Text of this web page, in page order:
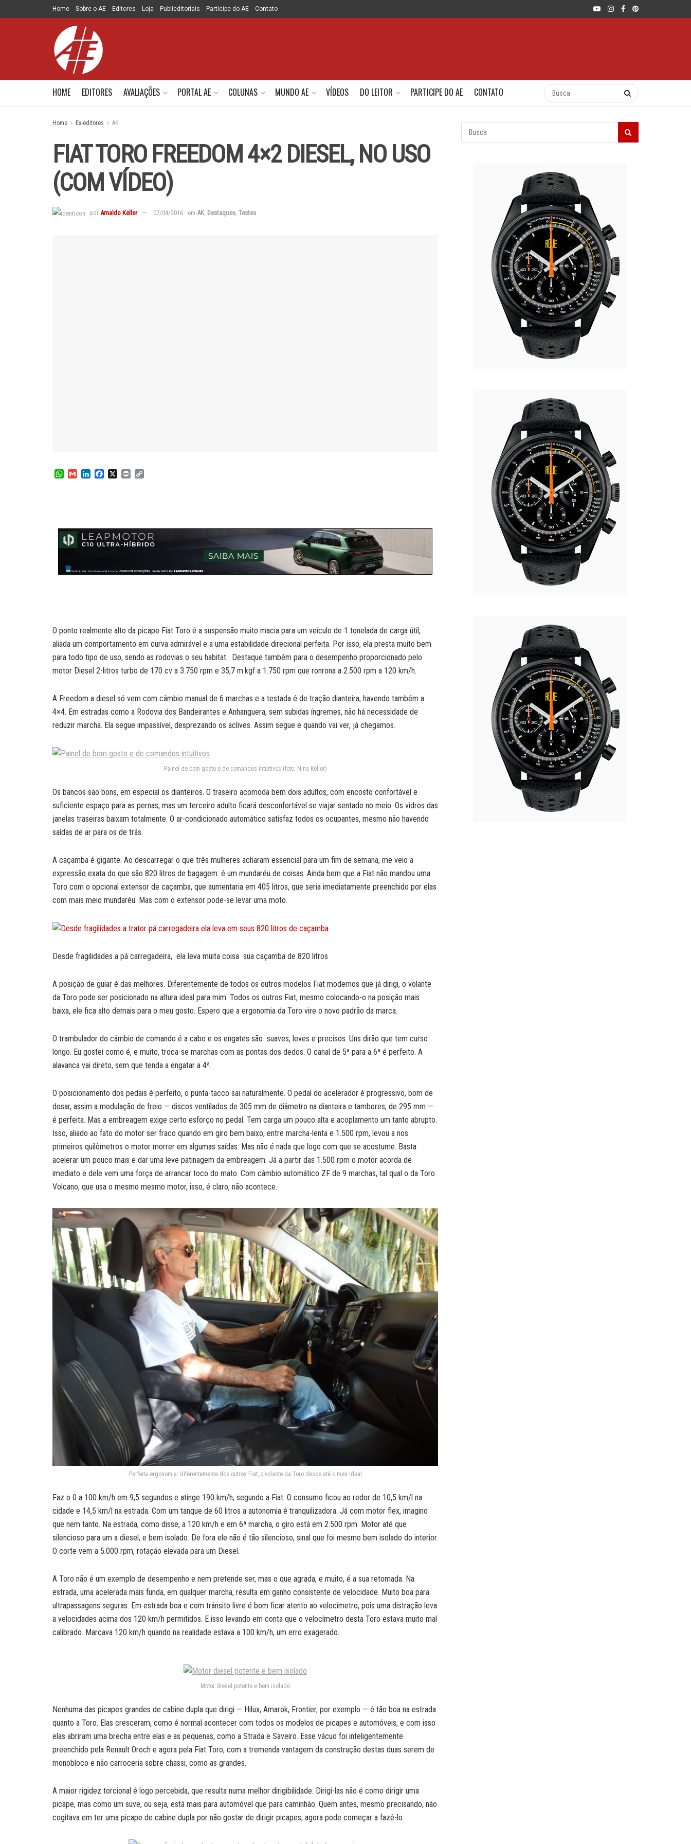
Home Sobre o AE Editores Loja Publieditoriais Participe do AE Contato
HOME EDITORES AVALIAÇÕES PORTAL AE COLUNAS MUNDO AE VÍDEOS DO LEITOR PARTICIPE DO AE CONTATO
Home Ex-editores AK
FIAT TORO FREEDOM 4×2 DIESEL, NO USO
(COM VÍDEO)
por Arnaldo Keller 07/04/2016 em AK, Destaques, Testes
W
p
p
G
I
n
o
k
X
P
n
k
O ponto realmente alto da picape Fiat Toro é a suspensão muito macia para um veículo de 1 tonelada de carga útil,
aliada um comportamento em curva admirável e a uma estabilidade direcional perfeita. Por isso, ela presta muito bem
para todo tipo de uso, sendo as rodovias o seu habitat. Destaque também para o desempenho proporcionado pelo
motor Diesel 2-litros turbo de 170 cv a 3.750 rpm e 35,7 m·kgf a 1.750 rpm que ronrona a 2.500 rpm a 120 km/h.
A Freedom a diesel só vem com câmbio manual de 6 marchas e a testada é de tração dianteira, havendo também a
4×4. Em estradas como a Rodovia dos Bandeirantes e Anhanguera, sem subidas íngremes, não há necessidade de
reduzir marcha. Ela segue impassível, desprezando os aclives. Assim segue e quando vai ver, já chegamos.
Painel de bom gosto e de comandos intuitivos (foto: Nina Keller)
Os bancos são bons, em especial os dianteiros. O traseiro acomoda bem dois adultos, com encosto confortável e
suficiente espaço para as pernas, mas um terceiro adulto ficará desconfortável se viajar sentado no meio. Os vidros das
janelas traseiras baixam totalmente. O ar-condicionado automático satisfaz todos os ocupantes, mesmo não havendo
saídas de ar para os de trás.
A caçamba é gigante. Ao descarregar o que três mulheres acharam essencial para um fim de semana, me veio a
expressão exata do que são 820 litros de bagagem: é um mundaréu de coisas. Ainda bem que a Fiat não mandou uma
Toro com o opcional extensor de caçamba, que aumentaria em 405 litros, que seria imediatamente preenchido por elas
com mais meio mundaréu. Mas com o extensor pode-se levar uma moto.
Desde fragilidades a pá carregadeira, ela leva muita coisa sua caçamba de 820 litros
A posição de guiar é das melhores. Diferentemente de todos os outros modelos Fiat modernos que já dirigi, o volante
da Toro pode ser posicionado na altura ideal para mim. Todos os outros Fiat, mesmo colocando-o na posição mais
baixa, ele fica alto demais para o meu gosto. Espero que a ergonomia da Toro vire o novo padrão da marca.
O trambulador do câmbio de comando é a cabo e os engates são suaves, leves e precisos. Uns dirão que tem curso
longo. Eu gostei como é, e muito, troca-se marchas com as pontas dos dedos. O canal de 5ª para a 6ª é perfeito. A
alavanca vai direto, sem que tenda a engatar a 4ª.
O posicionamento dos pedais é perfeito, o punta-tacco sai naturalmente. O pedal do acelerador é progressivo, bom de
dosar, assim a modulação de freio — discos ventilados de 305 mm de diâmetro na dianteira e tambores, de 295 mm —
é perfeita. Mas a embreagem exige certo esforço no pedal. Tem carga um pouco alta e acoplamento um tanto abrupto.
Isso, aliado ao fato do motor ser fraco quando em giro bem baixo, entre marcha-lenta e 1.500 rpm, levou a nos
primeiros quilômetros o motor morrer em algumas saídas. Mas não é nada que logo com que se acostume. Basta
acelerar um pouco mais e dar uma leve patinagem da embreagem. Já a partir das 1.500 rpm o motor acorda de
imediato e dele vem uma força de arrancar toco do mato. Com câmbio automático ZF de 9 marchas, tal qual o da Toro
Volcano, que usa o mesmo mesmo motor, isso, é claro, não acontece.
Perfeita ergonomia: diferentemente dos outros Fiat, o volante da Toro desce até o meu ideal
Faz o 0 a 100 km/h em 9,5 segundos e atinge 190 km/h, segundo a Fiat. O consumo ficou ao redor de 10,5 km/l na
cidade e 14,5 km/l na estrada. Com um tanque de 60 litros a autonomia é tranquilizadora. Já com motor flex, imagino
que nem tanto. Na estrada, como disse, a 120 km/h e em 6ª marcha, o giro está em 2.500 rpm. Motor até que
silencioso para um a diesel, e bem isolado. De fora ele não é tão silencioso, sinal que foi mesmo bem isolado do interior.
O corte vem a 5.000 rpm, rotação elevada para um Diesel.
A Toro não é um exemplo de desempenho e nem pretende ser, mas o que agrada, e muito, é a sua retomada. Na
estrada, uma acelerada mais funda, em qualquer marcha, resulta em ganho consistente de velocidade. Muito boa para
ultrapassagens seguras. Em estrada boa e com trânsito livre é bom ficar atento ao velocímetro, pois uma distração leva
a velocidades acima dos 120 km/h permitidos. E isso levando em conta que o velocímetro desta Toro estava muito mal
calibrado. Marcava 120 km/h quando na realidade estava a 100 km/h, um erro exagerado.
Motor diesel potente e bem isolado
Nenhuma das picapes grandes de cabine dupla que dirigi — Hilux, Amarok, Frontier, por exemplo — é tão boa na estrada
quanto a Toro. Elas cresceram, como é normal acontecer com todos os modelos de picapes e automóveis, e com isso
elas abriram uma brecha entre elas e as pequenas, como a Strada e Saveiro. Esse vácuo foi inteligentemente
preenchido pela Renault Oroch e agora pela Fiat Toro, com a tremenda vantagem da construção destas duas serem de
monobloco e não carroceria sobre chassi, como as grandes.
A maior rigidez torcional é logo percebida, que resulta numa melhor dirigibilidade. Dirigi-las não é como dirigir uma
picape, mas como um suve, ou seja, está mais para automóvel que para caminhão. Quem antes, mesmo precisando, não
cogitava em ter uma picape de cabine dupla por não gostar de dirigir picapes, agora pode começar a fazê-lo.